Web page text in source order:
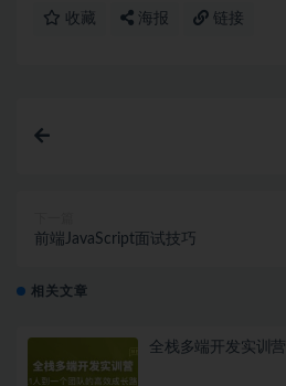
收藏 海报 链接
前端JavaScript面试技巧
相关文章
全栈多端开发实训营